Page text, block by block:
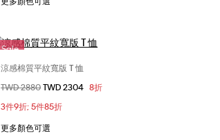
Sale
選擇您的尺碼
XXS
XS
L
涼感棉質平紋寬版 T 恤
價格扣減從
TWD 2880至
TWD 2304 8折
3件9折; 5件85折
更多顏色可選